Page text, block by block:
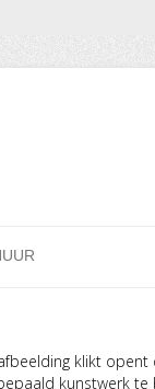
klikt opent
kunstwerk te